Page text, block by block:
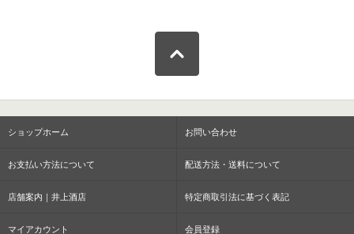
ショップホーム お問い合わせ
お支払い方法について 配送方法・送料について
店舗案内｜井上酒店 特定商取引法に基づく表記
マイアカウント 会員登録